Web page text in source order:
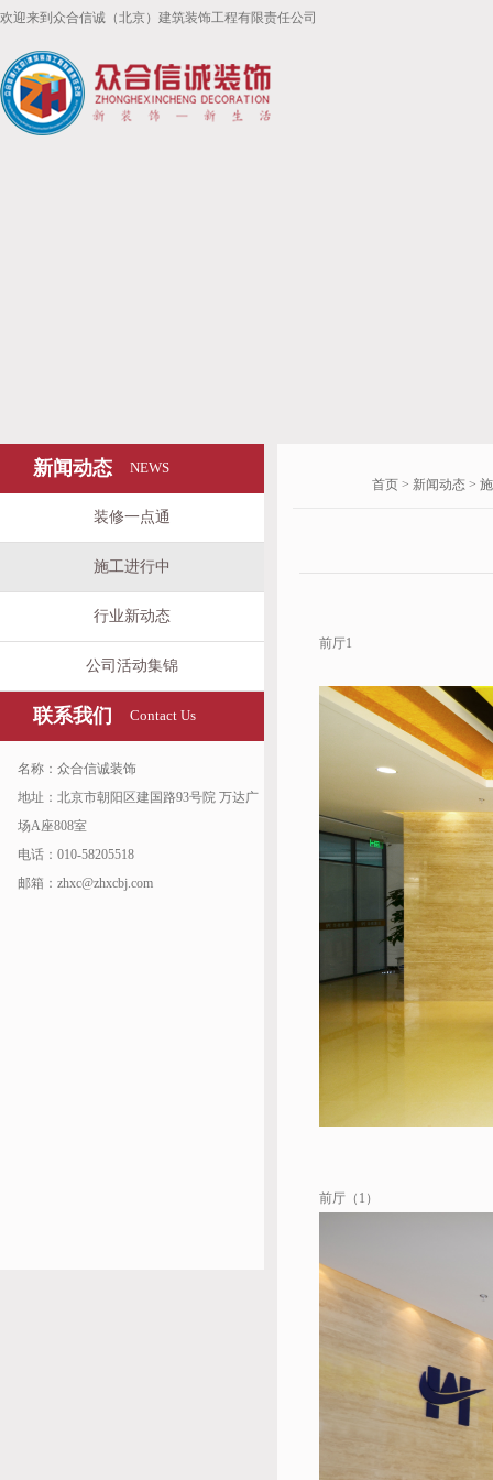
欢迎来到众合信诚（北京）建筑装饰工程有限责任公司
新闻动态 NEWS
装修一点通
施工进行中
行业新动态
公司活动集锦
联系我们 Contact Us
名称：众合信诚装饰
地址：北京市朝阳区建国路93号院 万达广
场A座808室
电话：010-58205518
邮箱：zhxc@zhxcbj.com
首页 > 新闻动态 >
前厅1
前厅（1）